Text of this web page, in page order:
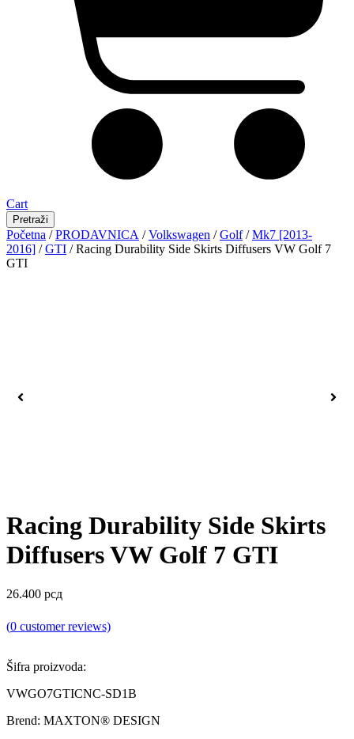
Cart
Pretraži
Početna /PRODAVNICA /Volkswagen /Golf/Mk7 [2013-
2016] /GTI / Racing Durability Side Skirts Diffusers VW Golf 7
GTI
Racing Durability Side Skirts
Diffusers VW Golf 7 GTI
26.400 рсд
(0 customer reviews)
Šifra proizvoda:
VWGO7GTICNC-SD1B
Brend: MAXTON® DESIGN